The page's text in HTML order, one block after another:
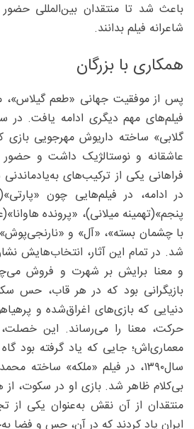
باعث شد تا منتقدان بین‌المللی
شاعرانه فیلم بدانند.
همکاری با بزرگان
پس از موفقیت جهانی «طعم گیلاس»،
گلابی» ساخته داریوش مهرجویی بازی
عاشقانه و نوستالژیک داشت و حضور
در ادامه، در فیلم‌هایی چون
پنجم»(تهمینه میلانی)، «پرونده
با چشمان بسته»، «آل» و
شد. در تمام این آثار، انتخاب‌هایش
و معنا برایش بر شهرت و فروش
بازیگرانی بود که در هر قاب، حس
دنیایی که بازی‌های اغراق‌شده و
حرکت، معنا را می‌رساند. این
معماری‌اش؛ جایی که یاد گرفته بود
سال‌۱۳۹۰، در فیلم «ملکه» ساخته
بی‌کلام ظاهر شد. بازی او در سکوت، از
منتقدان از آن نقش به‌‌عنوان یکی از
ایران یاد کردند که در آن، حس و فضا